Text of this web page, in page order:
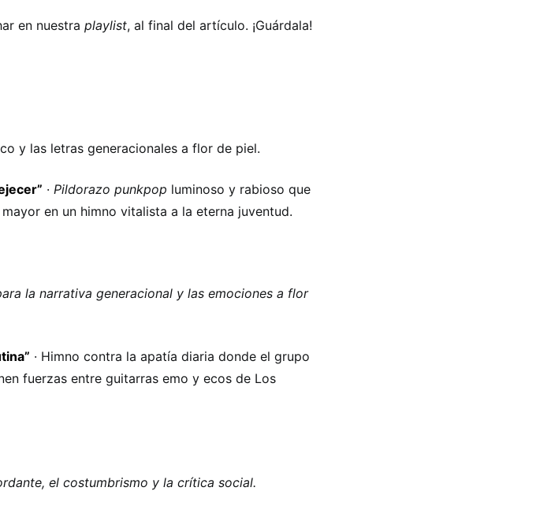
en nuestra playlist, al final del artículo. ¡Guárdala!
y las letras generacionales a flor de piel.
· Pildorazo punkpop luminoso y rabioso que
en un himno vitalista a la eterna juventud.
la narrativa generacional y las emociones a flor
· Himno contra la apatía diaria donde el grupo
fuerzas entre guitarras emo y ecos de Los
el costumbrismo y la crítica social.